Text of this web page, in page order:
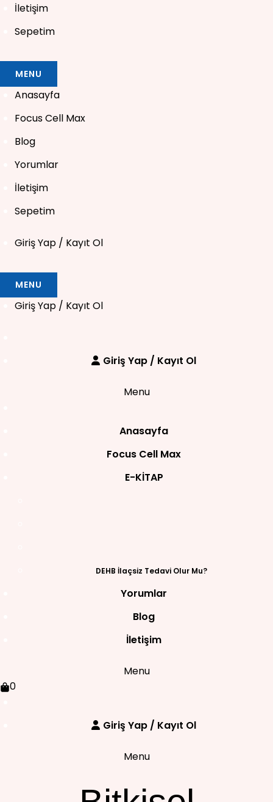
İletişim
Sepetim
MENU
Anasayfa
Focus Cell Max
Blog
Yorumlar
İletişim
Sepetim
Giriş Yap / Kayıt Ol
MENU
Giriş Yap / Kayıt Ol
Giriş Yap / Kayıt Ol
Menu
Anasayfa
Focus Cell Max
E-KİTAP
DEHB İlaçsiz Tedavi Olur Mu?
Yorumlar
Blog
İletişim
Menu
0
Giriş Yap / Kayıt Ol
Menu